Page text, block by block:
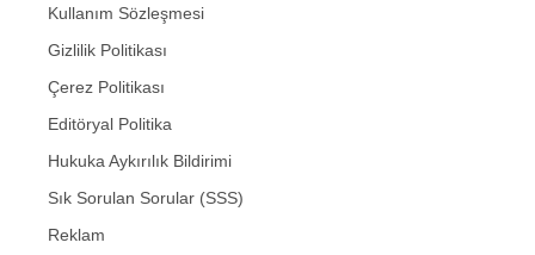
Kullanım Sözleşmesi
Gizlilik Politikası
Çerez Politikası
Editöryal Politika
Hukuka Aykırılık Bildirimi
Sık Sorulan Sorular (SSS)
Reklam